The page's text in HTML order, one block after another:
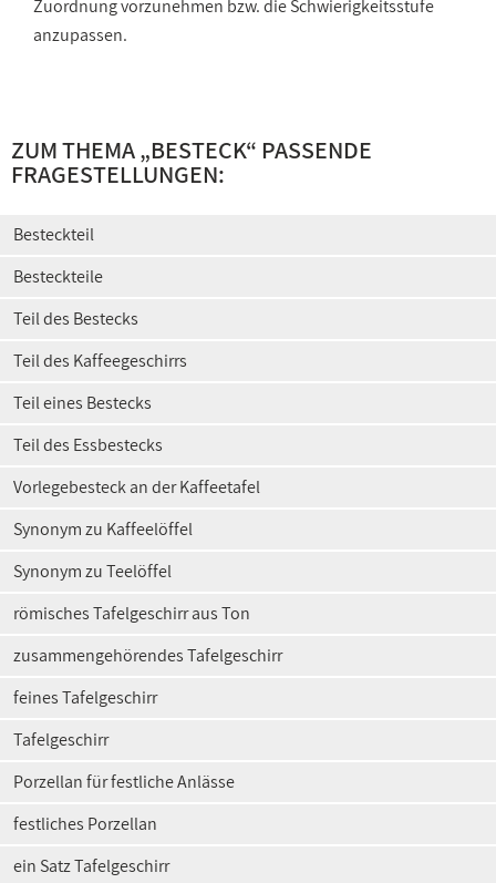
Zuordnung vorzunehmen bzw. die Schwierigkeitsstufe
anzupassen.
ZUM THEMA „BESTECK“ PASSENDE
FRAGESTELLUNGEN:
Besteckteil
Besteckteile
Teil des Bestecks
Teil des Kaffeegeschirrs
Teil eines Bestecks
Teil des Essbestecks
Vorlegebesteck an der Kaffeetafel
Synonym zu Kaffeelöffel
Synonym zu Teelöffel
römisches Tafelgeschirr aus Ton
zusammengehörendes Tafelgeschirr
feines Tafelgeschirr
Tafelgeschirr
Porzellan für festliche Anlässe
festliches Porzellan
ein Satz Tafelgeschirr